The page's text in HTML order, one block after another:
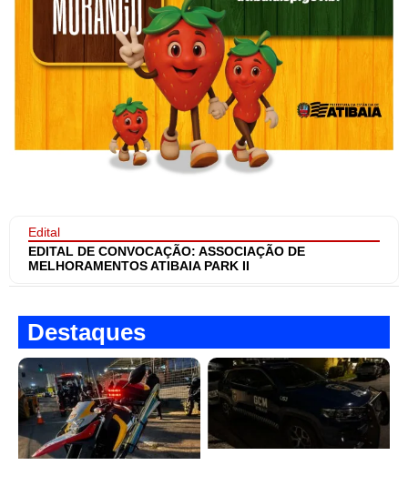
Edital
EDITAL DE CONVOCAÇÃO: ASSOCIAÇÃO DE
MELHORAMENTOS ATIBAIA PARK II
Destaques